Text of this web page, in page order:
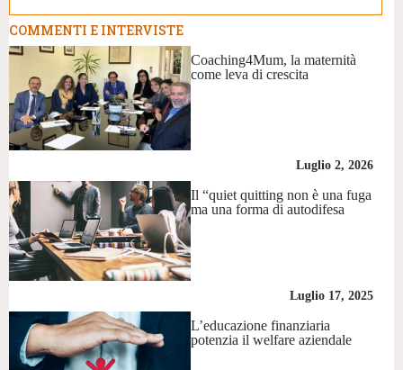
COMMENTI E INTERVISTE
Coaching4Mum, la maternità
come leva di crescita
Luglio 2, 2026
Il “quiet quitting non è una fuga
ma una forma di autodifesa
Luglio 17, 2025
L’educazione finanziaria
potenzia il welfare aziendale